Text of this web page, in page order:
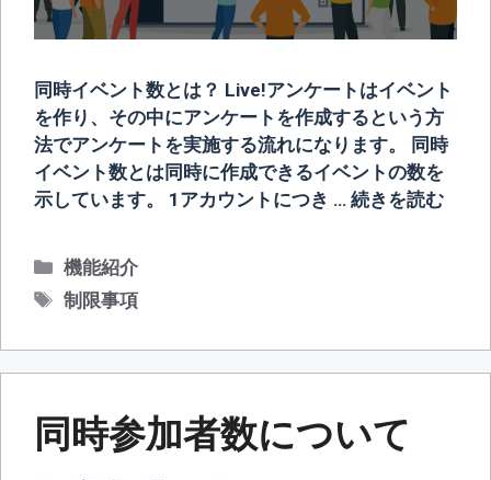
同時イベント数とは？ Live!アンケートはイベント
を作り、その中にアンケートを作成するという方
法でアンケートを実施する流れになります。 同時
イベント数とは同時に作成できるイベントの数を
示しています。 1アカウントにつき … 続きを読む
カ
テ
リ
ー
機能紹介
タ
制限事項
同時参加者数について